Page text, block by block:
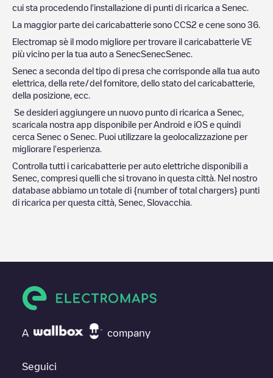
cui sta procedendo l'installazione di punti di ricarica a Senec
La maggior parte dei caricabatterie sono CCS2 e cene sono 36
Electromap sè il modo migliore per trovare il caricabatterie VE
più vicino per la tua auto a SenecSenecSenec
Senec a seconda del tipo di presa che corrisponde alla tua auto
elettrica, della rete/del fornitore, dello stato del caricabatterie,
della posizione, ecc.
Se desideri aggiungere un nuovo punto di ricarica a Senec
scaricala nostra app disponibile per Android e iOS e quindi
cerca Senec o Senec . Puoi utilizzare la geolocalizzazione per
migliorare l'esperienza.
Controlla tutti i caricabatterie per auto elettriche disponibili a
Senec , compresi quelli che si trovano in questa città. Nel nostro
database abbiamo un totale di {number of total chargers} punti
di ricarica per questa città, Senec Slovacchia
A company
Seguici